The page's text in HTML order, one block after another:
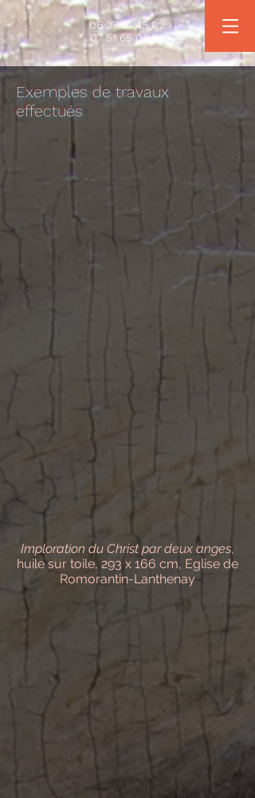
06 27 01 45 02
07 51 65 08 84
Exemples de travaux
effectués
Imploration du Christ par deux anges,
huile sur toile, 293 x 166 cm, Eglise de
Romorantin-Lanthenay